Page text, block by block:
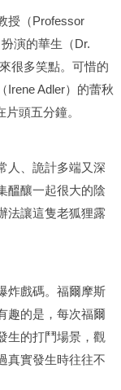
授（Professor
演的華生（Dr.
很多笑點。可惜的
Irene Adler）的蕾秋
頭五分鐘。
人、詭計多端又深
醞釀一起很大的陰
法讓這隻老狐狸露
炸戲碼。福爾摩斯
趣的是，每次福爾
生的打鬥場景，觀
真實發生時往往不